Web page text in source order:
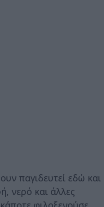
παγιδευτεί εδώ και
νερό και άλλες